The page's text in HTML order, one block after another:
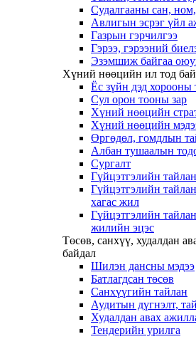
Судалгааны сан,
Авлигын эсрэг үйл
Газрын гэрчилгээ
Гэрээ, гэрээний
Эзэмшиж байгаа
Хүний нөөцийн ил тод
Ёс зүйн дэд хорооны
Сул орон тооны зар
Хүний нөөцийн
Хүний нөөцийн
Өргөдөл, гомдлын
Албан тушаалын
Сургалт
Гүйцэтгэлийн
Гүйцэтгэлийн
хагас жил
Гүйцэтгэлийн
жилийн эцэс
Төсөв, санхүү, худалдан
байдал
Шилэн дансны мэдээ
Батлагдсан төсөв
Санхүүгийн тайлан
Аудитын дүгнэлт,
Худалдан авах
Тендерийн урилга